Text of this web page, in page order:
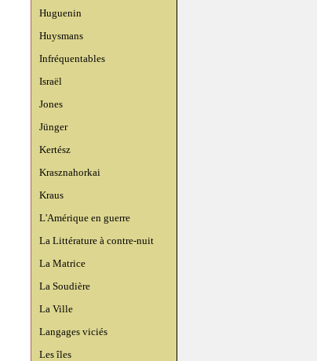
Huguenin
Huysmans
Infréquentables
Israël
Jones
Jünger
Kertész
Krasznahorkai
Kraus
L'Amérique en guerre
La Littérature à contre-nuit
La Matrice
La Soudière
La Ville
Langages viciés
Les îles